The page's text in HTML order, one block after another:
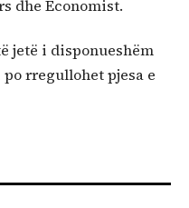
dhe Economist.
jetë i disponueshëm
rregullohet pjesa e